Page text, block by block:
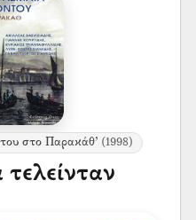
στο Παρακάθ’ (1998)